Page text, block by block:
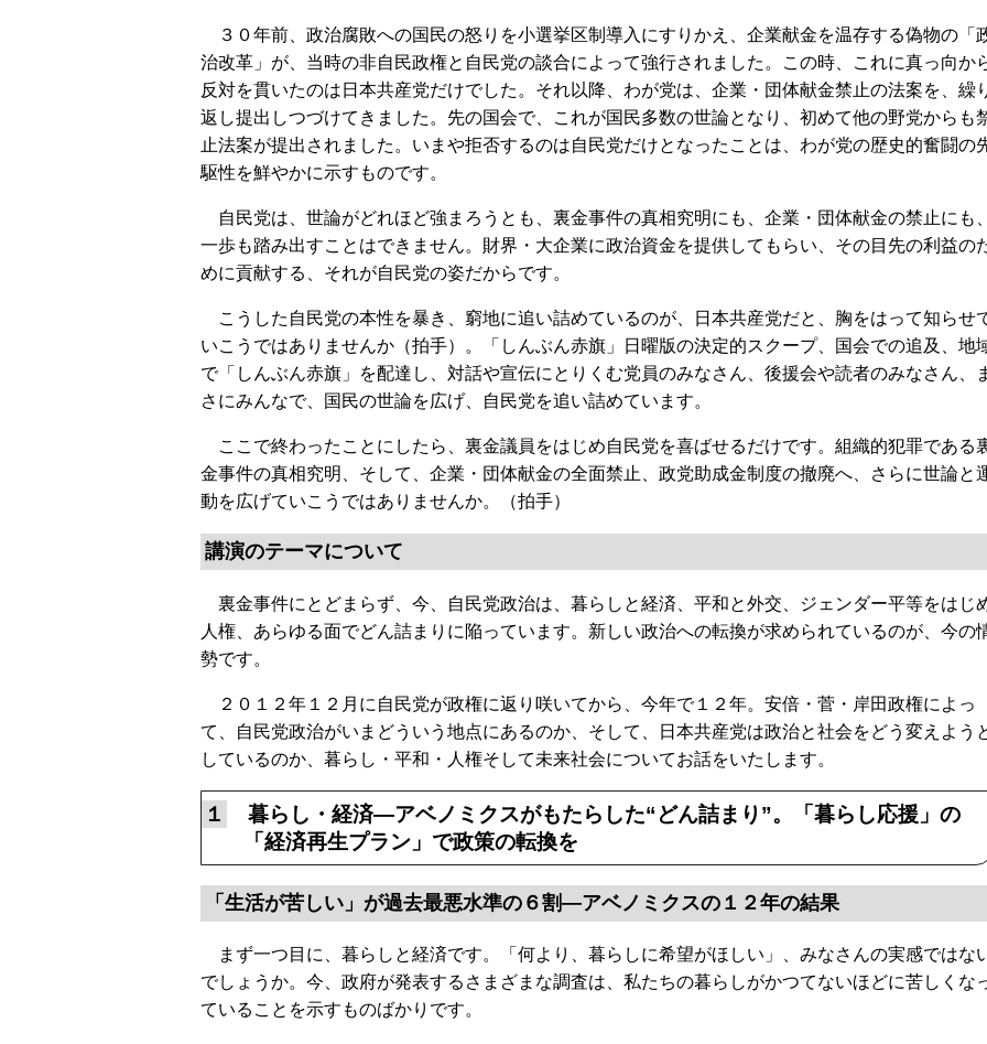
３０年前、政治腐敗への国民の怒りを小選挙区制導入にすりかえ、企業献金を温存する偽物の「
治改革」が、当時の非自民政権と自民党の談合によって強行されました。この時、これに真っ向か
反対を貫いたのは日本共産党だけでした。それ以降、わが党は、企業・団体献金禁止の法案を、繰
返し提出しつづけてきました。先の国会で、これが国民多数の世論となり、初めて他の野党からも
止法案が提出されました。いまや拒否するのは自民党だけとなったことは、わが党の歴史的奮闘の
駆性を鮮やかに示すものです。
自民党は、世論がどれほど強まろうとも、裏金事件の真相究明にも、企業・団体献金の禁止にも、
一歩も踏み出すことはできません。財界・大企業に政治資金を提供してもらい、その目先の利益の
めに貢献する、それが自民党の姿だからです。
こうした自民党の本性を暴き、窮地に追い詰めているのが、日本共産党だと、胸をはって知らせ
いこうではありませんか（拍手）。「しんぶん赤旗」日曜版の決定的スクープ、国会での追及、地
で「しんぶん赤旗」を配達し、対話や宣伝にとりくむ党員のみなさん、後援会や読者のみなさん、
さにみんなで、国民の世論を広げ、自民党を追い詰めています。
ここで終わったことにしたら、裏金議員をはじめ自民党を喜ばせるだけです。組織的犯罪である
金事件の真相究明、そして、企業・団体献金の全面禁止、政党助成金制度の撤廃へ、さらに世論と
動を広げていこうではありませんか。（拍手）
講演のテーマについて
裏金事件にとどまらず、今、自民党政治は、暮らしと経済、平和と外交、ジェンダー平等をはじ
人権、あらゆる面でどん詰まりに陥っています。新しい政治への転換が求められているのが、今の
勢です。
２０１２年１２月に自民党が政権に返り咲いてから、今年で１２年。安倍・菅・岸田政権によっ
て、自民党政治がいまどういう地点にあるのか、そして、日本共産党は政治と社会をどう変えよう
しているのか、暮らし・平和・人権そして未来社会についてお話をいたします。
１
暮らし・経済―アベノミクスがもたらした“どん詰まり”。「暮らし応援」の
「経済再生プラン」で政策の転換を
「生活が苦しい」が過去最悪水準の６割―アベノミクスの１２年の結果
まず一つ目に、暮らしと経済です。「何より、暮らしに希望がほしい」、みなさんの実感ではな
でしょうか。今、政府が発表するさまざまな調査は、私たちの暮らしがかつてないほどに苦しくな
ていることを示すものばかりです。